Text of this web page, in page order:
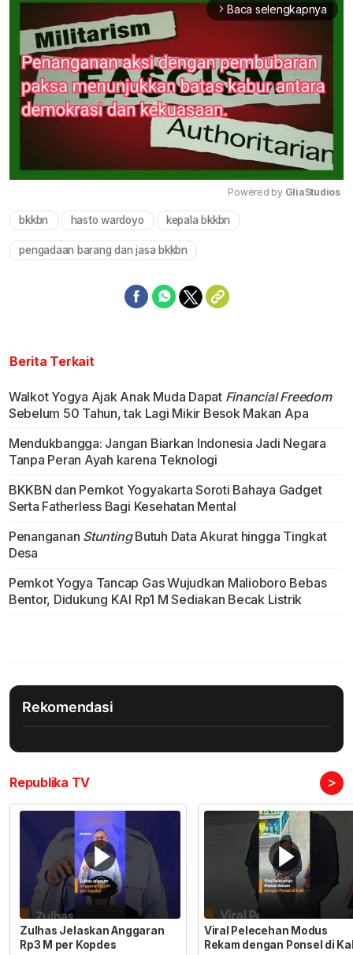
arrow_forward_ios Baca selengkapnya
Powered by GliaStudios
bkkbn hasto wardoyo kepala bkkbn
pengadaan barang dan jasa bkkbn
Berita Terkait
Walkot Yogya Ajak Anak Muda Dapat Financial Freedom
Sebelum 50 Tahun, tak Lagi Mikir Besok Makan Apa
Mendukbangga: Jangan Biarkan Indonesia Jadi Negara
Tanpa Peran Ayah karena Teknologi
BKKBN dan Pemkot Yogyakarta Soroti Bahaya Gadget
Serta Fatherless Bagi Kesehatan Mental
Penanganan StuntingButuh Data Akurat hingga Tingkat
Desa
Pemkot Yogya Tancap Gas Wujudkan Malioboro Bebas
Bentor, Didukung KAI Rp1 M Sediakan Becak Listrik
Rekomendasi
Republika TV >
Zulhas Jelaskan Anggaran
Rp3 M per Kopdes
Viral Pelecehan Modus
Rekam dengan Ponsel di